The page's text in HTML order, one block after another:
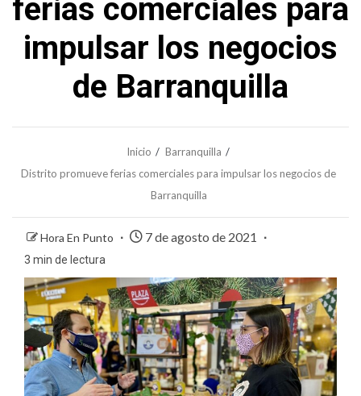
ferias comerciales para
impulsar los negocios
de Barranquilla
Inicio
Barranquilla
Distrito promueve ferias comerciales para impulsar los negocios de
Barranquilla
Hora En Punto 7 de agosto de 2021
3 min de lectura